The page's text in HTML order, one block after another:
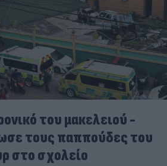
του μακελειού -
τους παππούδες του
στο σχολείο